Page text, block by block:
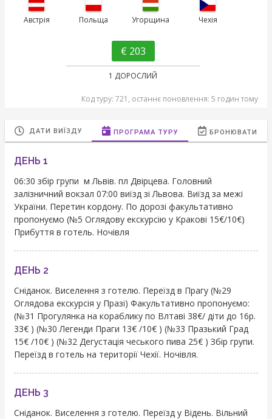
Австрія Польща Угорщина Чехія
€ 203
1 ДОРОСЛИЙ
Код туру: 721, останнє поновлення: 5 годин тому
ДАТИ ВИЇЗДУ ПРОГРАМА ТУРУ БРОНЮВАТИ
ДЕНЬ 1
06:30 збір групи м Львів. пл Двірцева. Головний
залізничний вокзал 07:00 виїзд зі Львова. Виїзд за межі
України. Перетин кордону. По дорозі факультативно
пропонуємо (№5 Оглядову екскурсію у Кракові 15€/10€)
Прибуття в готель. Ночівля
ДЕНЬ 2
Сніданок. Виселення з готелю. Переїзд в Прагу (№29
Оглядова екскурсія у Празі) Факультативно пропонуємо:
(№31 Прогулянка на кораблику по Влтаві 38€/ діти до 16р.
33€ ) (№30 Легенди Праги 13€ /10€ ) (№33 Празький Град
15€ /10€ ) (№32 Дегустація чеського пива 25€ ) Збір групи.
Переїзд в готель на території Чехії. Ночівля.
ДЕНЬ 3
Сніданок. Виселення з готелю. Переїзд у Відень. Вільний